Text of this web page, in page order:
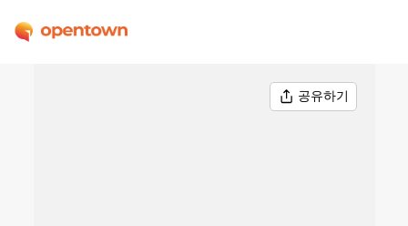
공유하기